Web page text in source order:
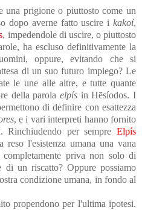
una prigione o piuttosto come un
dopo averne fatto uscire i kakoí,
, impedendole di uscire, o piuttosto
ha escluso definitivamente la
oppure, evitando che si
di un suo futuro impiego? Le
le une alle altre, e tutte quante
della parolaelpís in Hēsíodos. I
di definire con esattezza
, e i vari interpreti hanno fornito
Rinchiudendo per sempre Elpís
reso l'esistenza umana una vana
priva non solo di
di un riscatto? Oppure possiamo
condizione umana, in fondo al
propendono per l'ultima ipotesi.